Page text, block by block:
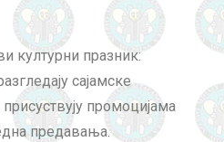
културни празник:
сајамске
промоцијама
предавања.